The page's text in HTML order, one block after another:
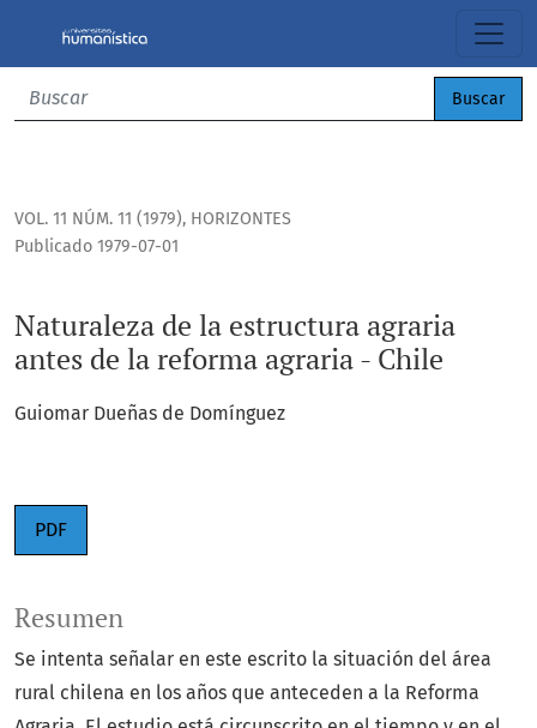
Buscar
VOL. 11 NÚM. 11 (1979), HORIZONTES
Naturaleza de la estructura agraria
antes de la reforma agraria - Chile
Publicado 1979-07-01
Guiomar Dueñas de Domínguez
PDF
Resumen
Se intenta señalar en este escrito la situación del área
rural chilena en los años que anteceden a la Reforma